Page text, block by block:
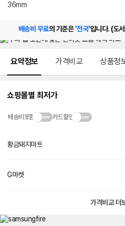
36mm
배송비 무료의 기준은'전국'입니다. (도
요약정보 가격비교 상품정
쇼핑몰별 최저가
배송비포함 카드할인
황금돼지마트
G마켓
가격비교 더